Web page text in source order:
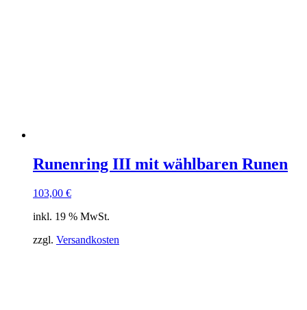
Runenring III mit wählbaren Runen
103,00 €
inkl. 19 % MwSt.
zzgl. Versandkosten